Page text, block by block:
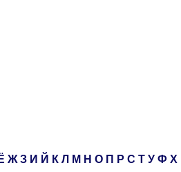
Ё Ж З И Й К Л М Н О П Р С Т У Ф Х